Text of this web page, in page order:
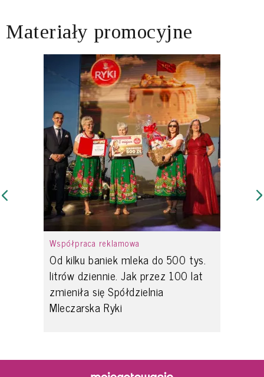
Materiały promocyjne
Współpraca reklamowa
Od kilku baniek mleka do 500 tys.
litrów dziennie. Jak przez 100 lat
zmieniła się Spółdzielnia
Mleczarska Ryki